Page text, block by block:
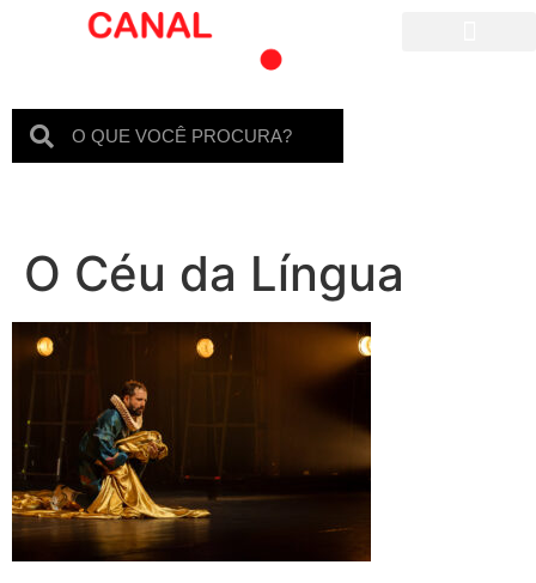
O Céu da Língua